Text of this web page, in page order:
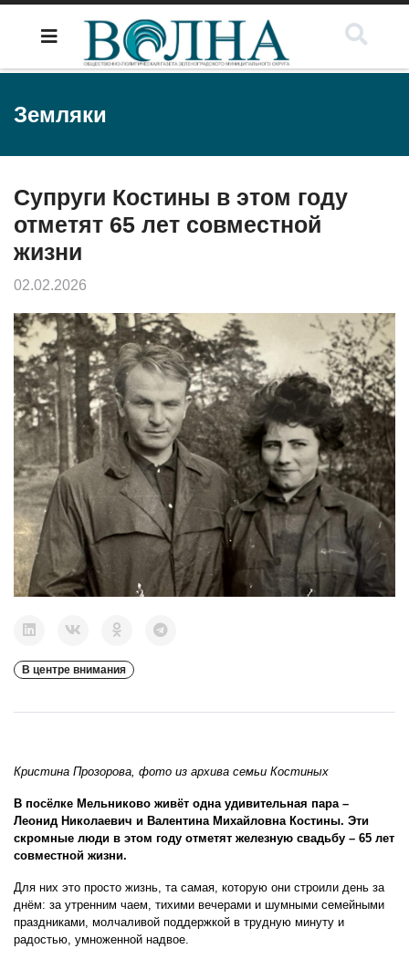
Земляки
Супруги Костины в этом году
отметят 65 лет совместной
жизни
02.02.2026
В центре внимания
Кристина Прозорова, фото из архива семьи Костиных
В посёлке Мельниково живёт одна удивительная пара –
Леонид Николаевич и Валентина Михайловна Костины. Эти
скромные люди в этом году отметят железную свадьбу – 65 лет
совместной жизни.
Для них это просто жизнь, та самая, которую они строили день за
днём: за утренним чаем, тихими вечерами и шумными семейными
праздниками, молчаливой поддержкой в трудную минуту и
радостью, умноженной надвое.